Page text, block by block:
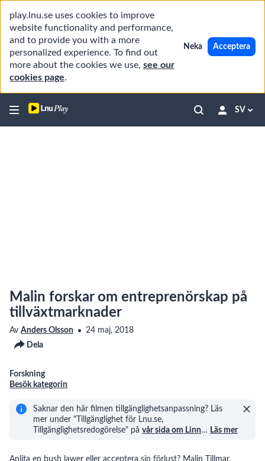
play.lnu.se uses cookies to improve
website functionality and performance,
and to provide you with a more
personalized experience. To find out
more about the cookies we use, see our
cookies page.
Neka Acceptera
SV
Malin forskar om entreprenörskap på
tillväxtmarknader
Av Anders Olsson
24 maj, 2018
Dela
Forskning
Besök kategorin
Saknar den här filmen tillgänglighetsanpassning? Läs
mer under "Tillgänglighet för Lnu.se,
Tillgänglighetsredogörelse" på vår sida om Linn… Läs mer